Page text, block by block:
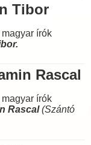
Tibor
írók
Rascal
írók
Rascal(Szántó